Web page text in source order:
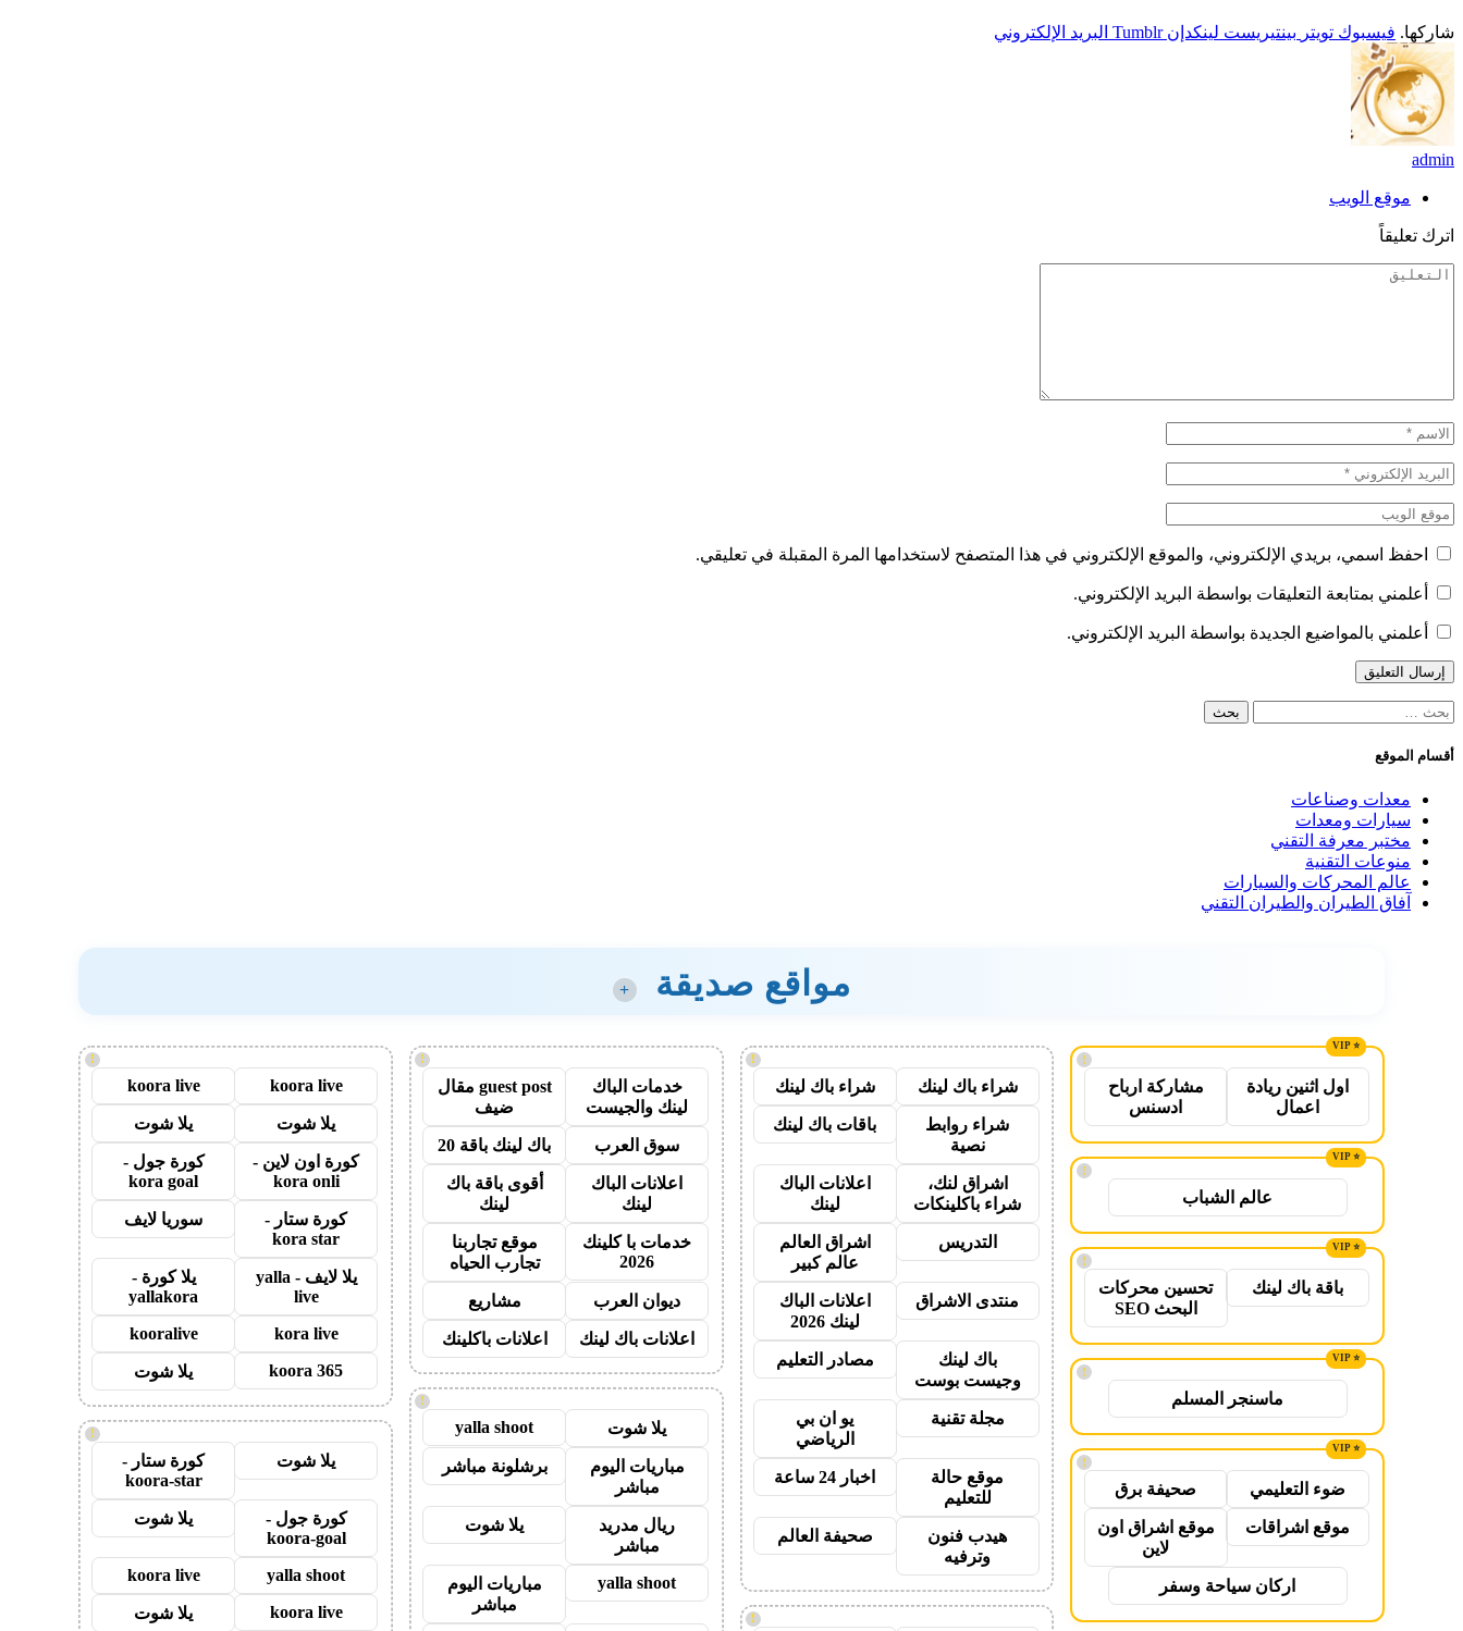
شاركها. فيسبوك تويتر بينتيريست لينكدإن Tumblr البريد الإلكتروني
admin
موقع الويب
اترك تعليقاً
احفظ اسمي، بريدي الإلكتروني، والموقع الإلكتروني في هذا المتصفح لاستخدامها المرة المقبلة في تعليقي.
أعلمني بمتابعة التعليقات بواسطة البريد الإلكتروني.
أعلمني بالمواضيع الجديدة بواسطة البريد الإلكتروني.
البحث
أقسام الموقع
معدات وصناعات
سيارات ومعدات
مختبر معرفة التقني
منوعات التقنية
عالم المحركات والسيارات
آفاق الطيران والطيران التقني
مواقع صديقة +
!
اول اثنين ريادة
اعمال
مشاركة ارباح
ادسنس
!
عالم الشباب
!
باقة باك لينك
تحسين محركات
البحث SEO
!
ماسنجر المسلم
!
ضوء التعليمي صحيفة برق
موقع اشراقات
موقع اشراق اون
لاين
اركان سياحة وسفر
!
شراء باك لينك شراء باك لينك
شراء روابط
نصية
باقات باك لينك
اشراق لنك،
شراء باكلينكات
اعلانات الباك
لينك
التدريس
اشراق العالم
عالم كبير
منتدى الاشراق
اعلانات الباك
لينك 2026
باك لينك
وجيست بوست
مصادر التعليم
مجلة تقنية
يو ان بي
الرياضي
موقع حالة
للتعليم
اخبار 24 ساعة
هيدب فنون
وترفيه
صحيفة العالم
!
!
خدمات الباك
لينك والجيست
guest post مقال
ضيف
سوق العرب باك لينك باقة 20
اعلانات الباك
لينك
أقوى باقة باك
لينك
خدمات با كلينك
2026
موقع تجاربنا
تجارب الحياه
ديوان العرب مشاريع
اعلانات باك لينك اعلانات باكلينك
!
يلا شوت yalla shoot
مباريات اليوم
مباشر
برشلونة مباشر
ريال مدريد
مباشر
يلا شوت
yalla shoot
مباريات اليوم
مباشر
!
koora live
koora live
يلا شوت يلا شوت
كورة اون لاين -
kora onli
كورة جول -
kora goal
كورة ستار -
kora star
سوريا لايف
يلا لايف - yalla
live
يلا كورة -
yallakora
kora live
kooralive
koora 365
يلا شوت
!
يلا شوت
كورة ستار -
koora-star
كورة جول -
koora-goal
يلا شوت
yalla shoot
koora live
koora live
يلا شوت